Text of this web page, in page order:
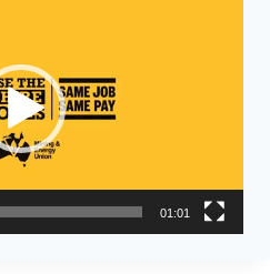
01:01